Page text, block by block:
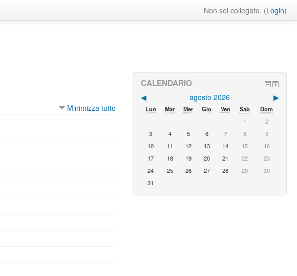
Non sei collegato. (Login)
Minimizza tutto
CALENDARIO
◀︎ agosto 2026 ▶︎
Lun Mar Mer Gio Ven Sab
Dom
1
2
3
4 5 6 7 8
9
10
11 12 13 14 15
16
17
18 19 20 21 22
23
24
25 26 27 28 29
30
31